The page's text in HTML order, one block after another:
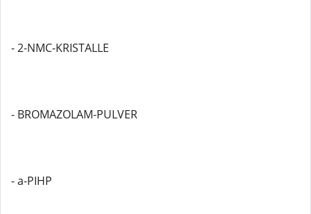
- 2-NMC-KRISTALLE
- BROMAZOLAM-PULVER
- a-PIHP